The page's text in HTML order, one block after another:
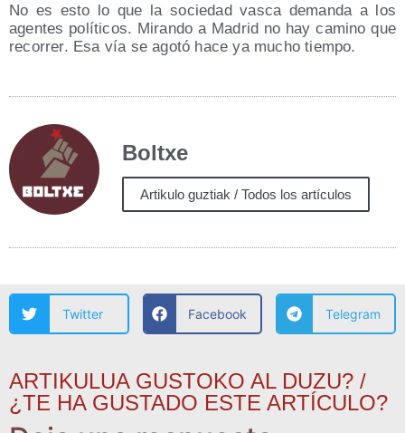
No es esto lo que la socie­dad vas­ca deman­da a los
agen­tes polí­ti­cos. Miran­do a Madrid no hay camino que
reco­rrer. Esa vía se ago­tó hace ya mucho tiempo.
Boltxe
Artikulo guztiak / Todos los artículos
Twitter Facebook Telegram
ARTIKULUA GUSTOKO AL DUZU? /
¿TE HA GUSTADO ESTE ARTÍCULO?